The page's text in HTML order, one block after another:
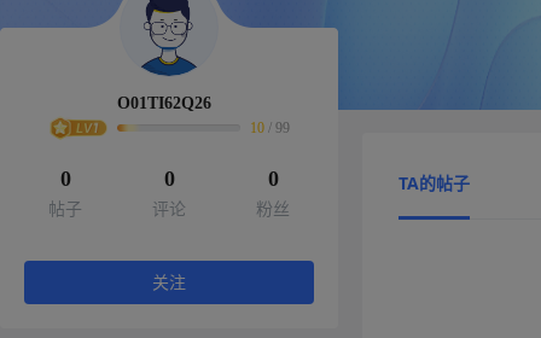
O01TI62Q26
10 / 99
0
帖子
0
评论
0
粉丝
关注
TA的帖子